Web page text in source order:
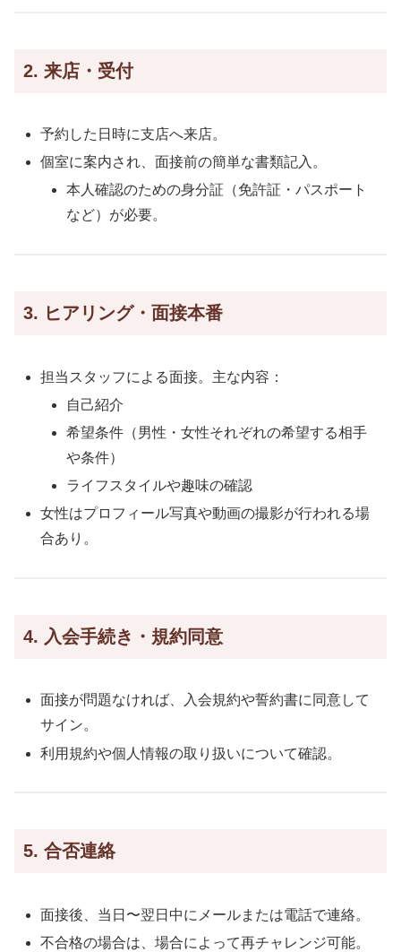
2. 来店・受付
予約した日時に支店へ来店。
個室に案内され、面接前の簡単な書類記入。
本人確認のための身分証（免許証・パスポート
など）が必要。
3. ヒアリング・面接本番
担当スタッフによる面接。主な内容：
自己紹介
希望条件（男性・女性それぞれの希望する相手
や条件）
ライフスタイルや趣味の確認
女性はプロフィール写真や動画の撮影が行われる場
合あり。
4. 入会手続き・規約同意
面接が問題なければ、入会規約や誓約書に同意して
サイン。
利用規約や個人情報の取り扱いについて確認。
5. 合否連絡
面接後、当日〜翌日中にメールまたは電話で連絡。
不合格の場合は、場合によって再チャレンジ可能。